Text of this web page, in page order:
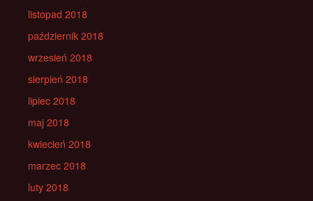
listopad 2018
październik 2018
wrzesień 2018
sierpień 2018
lipiec 2018
maj 2018
kwiecień 2018
marzec 2018
luty 2018